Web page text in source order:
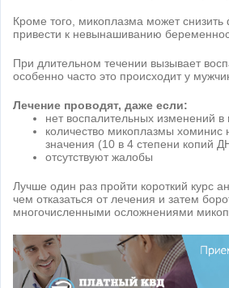
Кроме того, микоплазма может снизить
привести к невынашиванию
При длительном течении вызывает
особенно часто это происходит у
Лечение проводят, даже если:
нет воспалительных изменений в
количество микоплазмы хоминис
значения (10 в 4 степени копий
отсутствуют жалобы
Лучше один раз пройти короткий курс
чем отказаться от лечения и затем
многочисленными осложнениями